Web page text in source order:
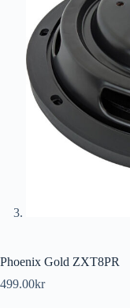
Phoenix Gold ZXT8PR
499.00kr